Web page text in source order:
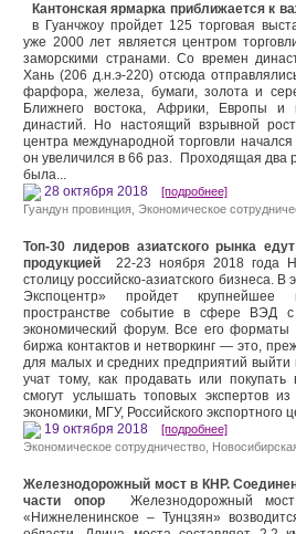
Кантонская ярмарка приближается к
в Гуанчжоу пройдет 125 торговая
уже 2000 лет является центром
заморскими странами. Со времен
Хань (206 д.н.э-220) отсюда
фарфора, железа, бумаги, золота и
Ближнего востока, Африки, Европы и
династий. Но настоящий взрывной
центра международной торговли
он увеличился в 66 раз. Проходящая два
была...
28 октября 2018 [подробнее]
Гуандун провинция Экономическое
Топ-30 лидеров азиатского рынка
продукцией 22-23 ноября 2018 года
столицу российско-азиатского бизнеса.
Экспоцентр» пройдет крупнейшее
пространстве событие в сфере ВЭД
экономический форум. Все его
биржа контактов и нетворкинг — это,
для малых и средних предприятий
учат тому, как продавать или покупать
смогут услышать топовых экспертов
экономики, МГУ, Российского экспортного
19 октября 2018 [подробнее]
Экономическое сотрудничество
Железнодорожный мост в КНР.
части опорЖелезнодорожный
«Нижнеленинское – Тунцзян»